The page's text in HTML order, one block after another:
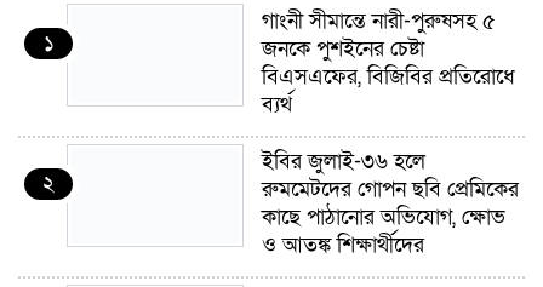
১
গাংনী সীমান্তে নারী-পুরুষসহ ৫
জনকে পুশইনের চেষ্টা
বিএসএফের, বিজিবির প্রতিরোধে
ব্যর্থ
২
ইবির জুলাই-৩৬ হলে
রুমমেটদের গোপন ছবি প্রেমিকের
কাছে পাঠানোর অভিযোগ, ক্ষোভ
ও আতঙ্ক শিক্ষার্থীদের